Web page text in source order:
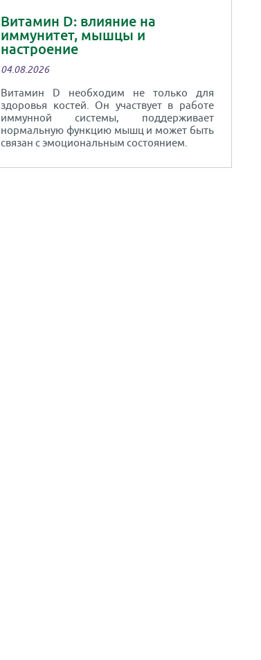
Витамин D: влияние на
иммунитет, мышцы и
настроение
04.08.2026
Витамин D необходим не только для
здоровья костей. Он участвует в работе
иммунной системы, поддерживает
нормальную функцию мышц и может быть
связан с эмоциональным состоянием.